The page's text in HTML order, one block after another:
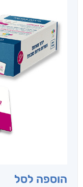
הוספה לסל